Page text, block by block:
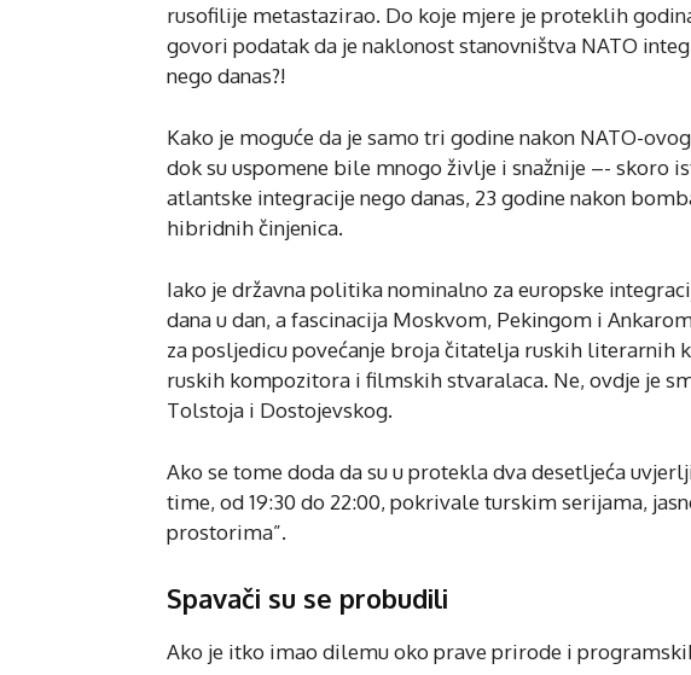
rusofilije metastazirao. Do koje mjere je proteklih
govori podatak da je naklonost stanovništva NATO
nego danas?!
Kako je moguće da je samo tri godine nakon NATO-
dok su uspomene bile mnogo življe i snažnije –- skoro
atlantske integracije nego danas, 23 godine nakon
hibridnih činjenica.
Iako je državna politika nominalno za europske
dana u dan, a fascinacija Moskvom, Pekingom i
za posljedicu povećanje broja čitatelja ruskih literarnih
ruskih kompozitora i filmskih stvaralaca. Ne, ovdje je
Tolstoja i Dostojevskog.
Ako se tome doda da su u protekla dva desetljeća
time, od 19:30 do 22:00, pokrivale turskim serijama,
prostorima”.
Spavači su se probudili
Ako je itko imao dilemu oko prave prirode i